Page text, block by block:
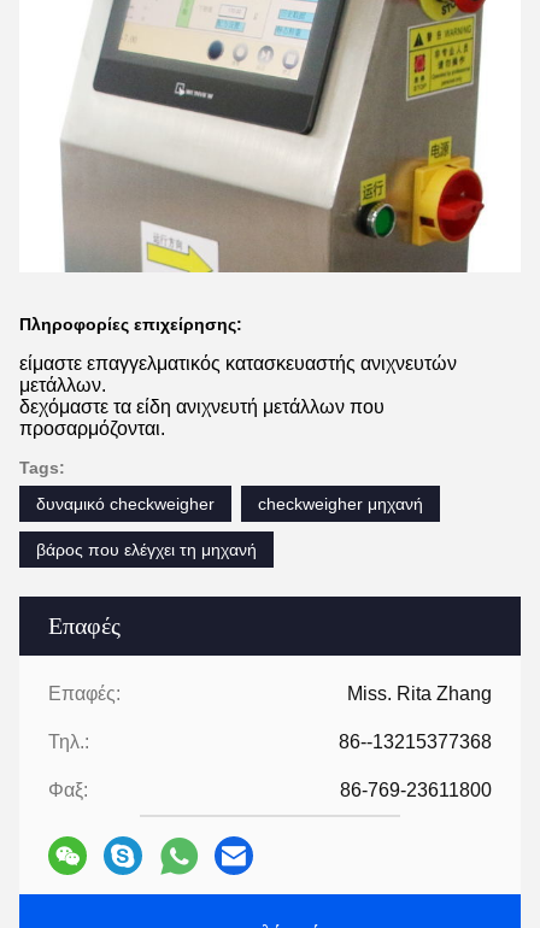
Επαφές
Επαφές: Miss. Rita Zhang
Τηλ.: 86--13215377368
Φαξ: 86-769-23611800
Πληροφορίες επιχείρησης:
είμαστε επαγγελματικός κατασκευαστής ανιχνευτών
μετάλλων.
δεχόμαστε τα είδη ανιχνευτή μετάλλων που
προσαρμόζονται.
Tags:
δυναμικό checkweigher
checkweigher μηχανή
βάρος που ελέγχει τη μηχανή